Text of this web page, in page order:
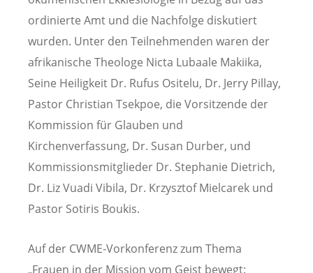
ordinierte Amt und die Nachfolge diskutiert
wurden. Unter den Teilnehmenden waren der
afrikanische Theologe Nicta Lubaale Makiika,
Seine Heiligkeit Dr. Rufus Ositelu, Dr. Jerry Pillay,
Pastor Christian Tsekpoe, die Vorsitzende der
Kommission für Glauben und
Kirchenverfassung, Dr. Susan Durber, und
Kommissionsmitglieder Dr. Stephanie Dietrich,
Dr. Liz Vuadi Vibila, Dr. Krzysztof Mielcarek und
Pastor Sotiris Boukis.
Auf der CWME-Vorkonferenz zum Thema
„Frauen in der Mission vom Geist bewegt: